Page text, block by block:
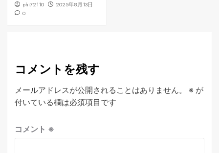
phi72110
2025年8月13日
0
コメントを残す
メールアドレスが公開されることはありません。 ※ が
付いている欄は必須項目です
コメント ※